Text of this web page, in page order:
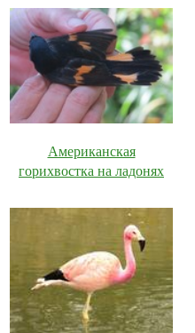
Американская
горихвостка на ладонях